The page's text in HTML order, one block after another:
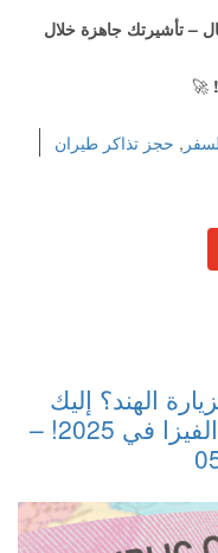
– تأشيرتك جاهزة خلال
🚀
, حجز تذاكر طيران
الهند؟ إليك
أسهل طريقة للحصول على الفيزا في 2025! –